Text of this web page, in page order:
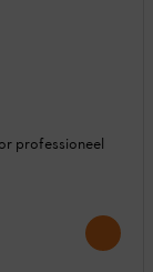
professioneel